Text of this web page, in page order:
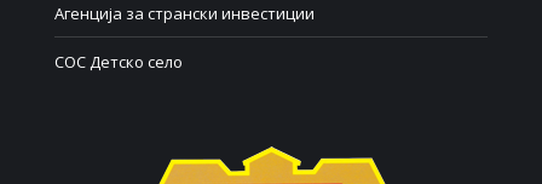
Агенција за странски инвестиции
СОС Детско село